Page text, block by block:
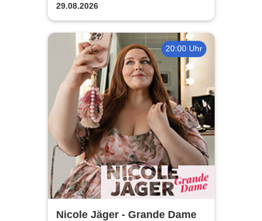
29.08.2026
20:00 Uhr
Nicole Jäger - Grande Dame